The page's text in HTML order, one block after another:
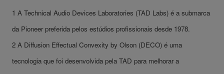
1 A Technical Audio Devices Laboratories (TAD Labs) é a submarca
da Pioneer preferida pelos estúdios profissionais desde 1978.
2 A Diffusion Effectual Convexity by Olson (DECO) é uma
tecnologia que foi desenvolvida pela TAD para melhorar a